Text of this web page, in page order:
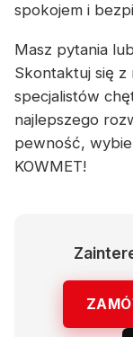
spokojem i
Masz pytania
Skontaktuj się z
specjalistów
najlepszego
pewność,
KOWMET!